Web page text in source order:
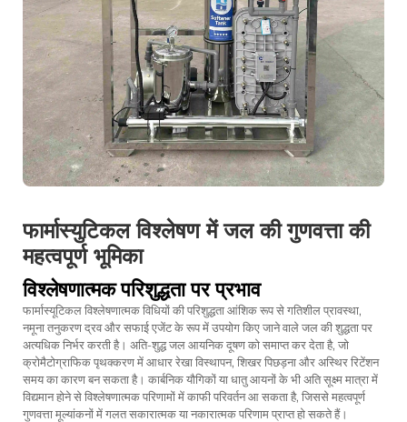
फार्मास्युटिकल विश्लेषण में जल की गुणवत्ता की
महत्वपूर्ण भूमिका
विश्लेषणात्मक परिशुद्धता पर प्रभाव
फार्मास्यूटिकल विश्लेषणात्मक विधियों की परिशुद्धता आंशिक रूप से गतिशील प्रावस्था,
नमूना तनुकरण द्रव और सफाई एजेंट के रूप में उपयोग किए जाने वाले जल की शुद्धता पर
अत्यधिक निर्भर करती है। अति-शुद्ध जल आयनिक दूषण को समाप्त कर देता है, जो
क्रोमैटोग्राफिक पृथक्करण में आधार रेखा विस्थापन, शिखर पिछड़ना और अस्थिर रिटेंशन
समय का कारण बन सकता है। कार्बनिक यौगिकों या धातु आयनों के भी अति सूक्ष्म मात्रा में
विद्यमान होने से विश्लेषणात्मक परिणामों में काफी परिवर्तन आ सकता है, जिससे महत्वपूर्ण
गुणवत्ता मूल्यांकनों में गलत सकारात्मक या नकारात्मक परिणाम प्राप्त हो सकते हैं।